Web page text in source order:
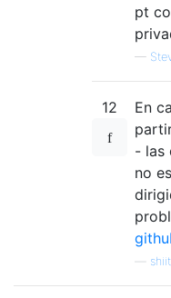
pt
—
12
En
- las
no